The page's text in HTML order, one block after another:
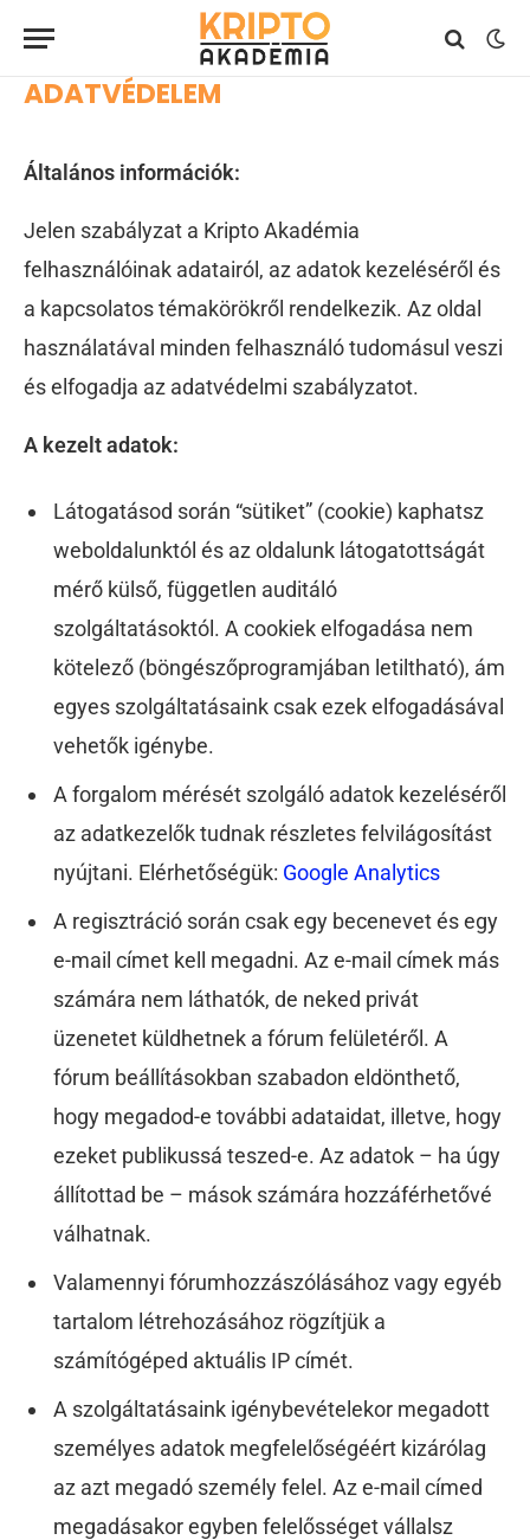
ADATVÉDELEM
Általános információk:
Jelen szabályzat a Kripto Akadémia
felhasználóinak adatairól, az adatok kezeléséről és
a kapcsolatos témakörökről rendelkezik. Az oldal
használatával minden felhasználó tudomásul veszi
és elfogadja az adatvédelmi szabályzatot.
A kezelt adatok:
Látogatásod során “sütiket” (cookie) kaphatsz
weboldalunktól és az oldalunk látogatottságát
mérő külső, független auditáló
szolgáltatásoktól. A cookiek elfogadása nem
kötelező (böngészőprogramjában letiltható), ám
egyes szolgáltatásaink csak ezek elfogadásával
vehetők igénybe.
A forgalom mérését szolgáló adatok kezeléséről
az adatkezelők tudnak részletes felvilágosítást
nyújtani. Elérhetőségük: Google Analytics
A regisztráció során csak egy becenevet és egy
e-mail címet kell megadni. Az e-mail címek más
számára nem láthatók, de neked privát
üzenetet küldhetnek a fórum felületéről. A
fórum beállításokban szabadon eldönthető,
hogy megadod-e további adataidat, illetve, hogy
ezeket publikussá teszed-e. Az adatok – ha úgy
állítottad be – mások számára hozzáférhetővé
válhatnak.
Valamennyi fórumhozzászólásához vagy egyéb
tartalom létrehozásához rögzítjük a
számítógéped aktuális IP címét.
A szolgáltatásaink igénybevételekor megadott
személyes adatok megfelelőségéért kizárólag
az azt megadó személy felel. Az e-mail címed
megadásakor egyben felelősséget vállalsz